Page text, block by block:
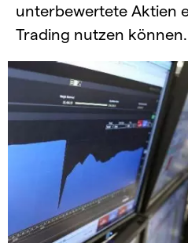
unterbewertete Aktien
Trading nutzen können.